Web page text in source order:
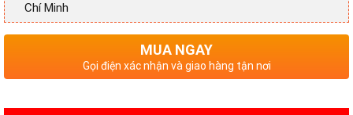
Chí Minh
MUA NGAY
Gọi điện xác nhận và giao hàng tận nơi